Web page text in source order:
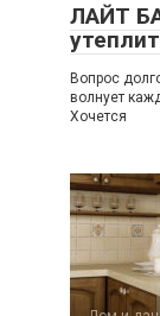
ЛАЙТ
Вопрос
волнует
Хочется